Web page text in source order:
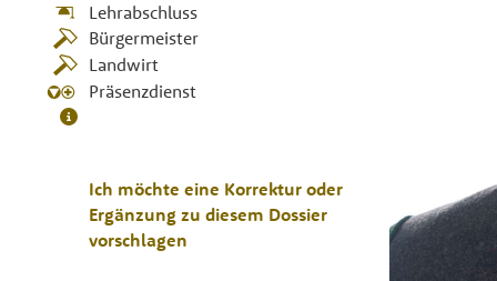
Lehrabschluss
Bürgermeister
Landwirt
Präsenzdienst
Ich möchte eine Korrektur oder
Ergänzung zu diesem Dossier
vorschlagen